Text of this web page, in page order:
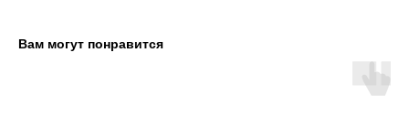
Вам могут понравится